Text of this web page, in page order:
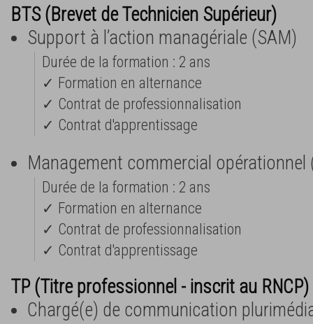
BTS (Brevet de Technicien Supérieur)
Support à l’action managériale (SAM)
Durée de la formation : 2 ans
✓ Formation en alternance
✓ Contrat de professionnalisation
✓ Contrat d'apprentissage
Management commercial opérationnel
Durée de la formation : 2 ans
✓ Formation en alternance
✓ Contrat de professionnalisation
✓ Contrat d'apprentissage
TP (Titre professionnel - inscrit au RNCP)
Chargé(e) de communication